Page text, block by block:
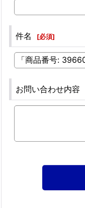
件名 [必須]
お問い合わせ内容